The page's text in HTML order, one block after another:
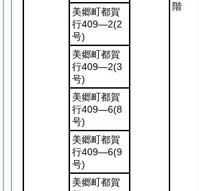
階
美郷町都賀
行409―2(2
号)
美郷町都賀
行409―2(3
号)
美郷町都賀
行409―6(8
号)
美郷町都賀
行409―6(9
号)
美郷町都賀